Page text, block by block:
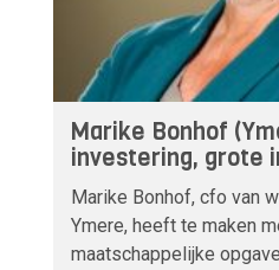
Marike Bonhof
investering, grote
Marike Bonhof, cfo van
Ymere, heeft te maken
maatschappelijke